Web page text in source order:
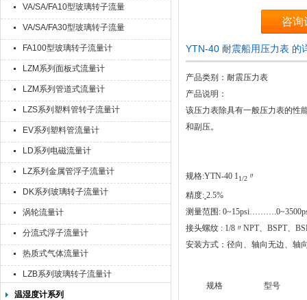
计
VA/SA/FA10型玻璃转子流量
计
VA/SA/FA30型玻璃转子流量
计
FA100型玻璃转子流量计
LZM系列面板式流量计
LZM系列管道式流量计
LZS系列塑料管转子流量计
EV系列塑料管流量计
LD系列电磁流量计
LZ系列金属管浮子流量计
DK系列玻璃转子流量计
涡轮流量计
分流式浮子流量计
热质式气体流量计
LZB系列玻璃转子流量计
温湿度计系列
咨询
YTN-40 耐震船用压力表 的
产品类别：耐震压力表
产品说明：
该压力表除具有一般压力表的性
和副压。
规格:YTN-40 11/2 〃
精度: 2.5%
测量范围:
接头螺纹 : 1/8〃NPT、BSPT、
安装方式：径向、轴向无边、轴
规格 型号